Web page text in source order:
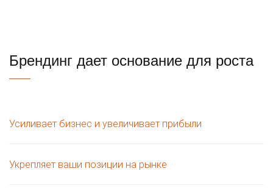
Брендинг дает основание для роста
Усиливает бизнес и увеличивает прибыли
Укрепляет ваши позиции на рынке